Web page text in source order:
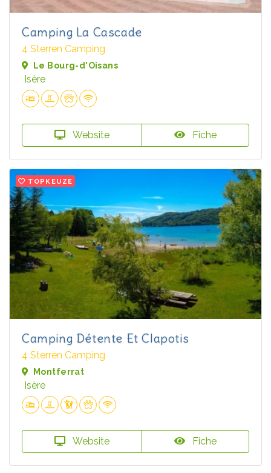
Camping La Cascade
4 Sterren Camping
Le Bourg-d'Oisans
Isère
Website Fiche
TOPKEUZE
Camping Détente Et Clapotis
4 Sterren Camping
Montferrat
Isère
Website Fiche